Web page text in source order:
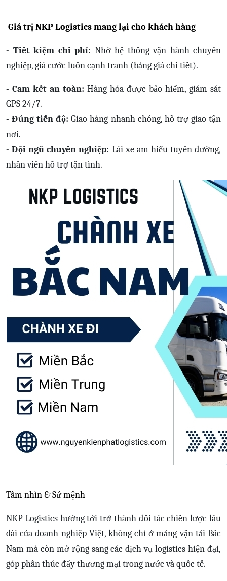
Giá trị NKP Logistics mang lại cho khách hàng
- Tiết kiệm chi phí: Nhờ hệ thống vận hành chuyên
nghiệp, giá cước luôn cạnh tranh (bảng giá chi tiết).
- Cam kết an toàn: Hàng hóa được bảo hiểm, giám sát
GPS 24/7.
- Đúng tiến độ:Giao hàng nhanh chóng, hỗ trợ giao tận
nơi.
- Đội ngũ chuyên nghiệp: Lái xe am hiểu tuyến đường,
nhân viên hỗ trợ tận tình.
Tầm nhìn & Sứ mệnh
NKP Logistics hướng tới trở thành đối tác chiến lược lâu
dài của doanh nghiệp Việt, không chỉ ở mảng vận tải Bắc
Nam mà còn mở rộng sang các dịch vụ logistics hiện đại,
góp phần thúc đẩy thương mại trong nước và quốc tế.